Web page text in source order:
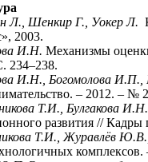
Л., Шенкир Г., Уокер Л.
2003.
И.Н. Механизмы
234–238.
И.Н., Богомолова И.П.,
– 2012. – №
Т.И., Булгакова И.Н.
развития //
Т.И., Журавлёв